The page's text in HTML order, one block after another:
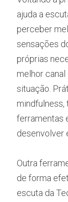
ajuda a
perceber
sensações
próprias
melhor
situação.
mindfulness,
ferramentas
desenvolver
Outra
de forma
escuta da